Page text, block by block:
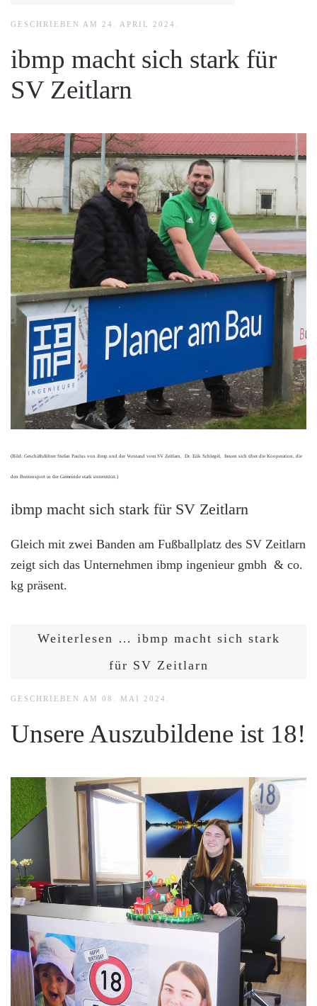
GESCHRIEBEN AM 24. APRIL 2024
ibmp macht sich stark für
SV Zeitlarn
(Bild: Geschäftsführer Stefan Paulus von ibmp und der Vorstand vom SV Zeitlarn, Dr. Erik Schlegel, freuen sich über die Kooperation, die
den Breitensport in der Gemeinde stark unterstützt.)
ibmp macht sich stark für SV Zeitlarn
Gleich mit zwei Banden am Fußballplatz des SV Zeitlarn
zeigt sich das Unternehmen ibmp ingenieur gmbh & co.
kg präsent.
Weiterlesen … ibmp macht sich stark
für SV Zeitlarn
GESCHRIEBEN AM 08. MAI 2024
Unsere Auszubildene ist 18!